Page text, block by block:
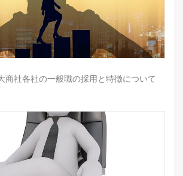
商社各社の一般職の採用と特徴について